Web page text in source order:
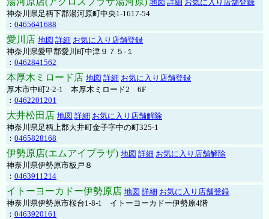
地図 詳細 お気に入り店舗登録
神奈川県足柄下郡湯河原町中央1-1617-54
： 0465641688
愛川店 地図 詳細 お気に入り店舗登録
神奈川県愛甲郡愛川町中津９７５-１
： 0462841562
本厚木ミロード店 地図 詳細 お気に入り店舗登録
厚木市中町2-2-1 本厚木ミロード2 6F
： 0462201201
大井松田店 地図 詳細 お気に入り店舗解除
神奈川県足柄上郡大井町金子字中の町325-1
： 0465828168
伊勢原店(エムアイプラザ) 地図 詳細 お気に入り店舗解除
神奈川県伊勢原市板戸８
： 0463911214
イトーヨーカドー伊勢原店 地図 詳細 お気に入り店舗登録
神奈川県伊勢原市桜台1-8-1 イトーヨーカドー伊勢原4階
： 0463920161